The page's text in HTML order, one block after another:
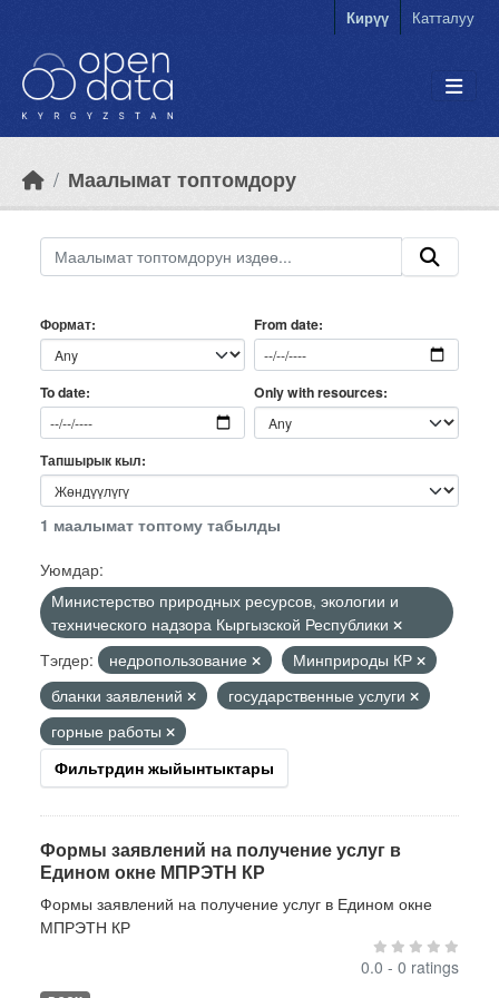
Кирүү Катталуу
Маалымат топтомдору
Формат From date
To date Only with resources
Тапшырык кыл
1 маалымат топтому табылды
Уюмдар:
Министерство природных ресурсов, экологии и
технического надзора Кыргызской Республики
Тэгдер:
недропользование
Минприроды КР
бланки заявлений
государственные услуги
горные работы
Фильтрдин жыйынтыктары
Формы заявлений на получение услуг в
Едином окне МПРЭТН КР
Формы заявлений на получение услуг в Едином окне
МПРЭТН КР
0.0 - 0 ratings